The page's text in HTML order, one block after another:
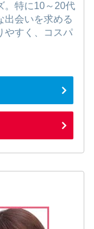
。特に10～20代
出会いを求める
やすく、コスパ